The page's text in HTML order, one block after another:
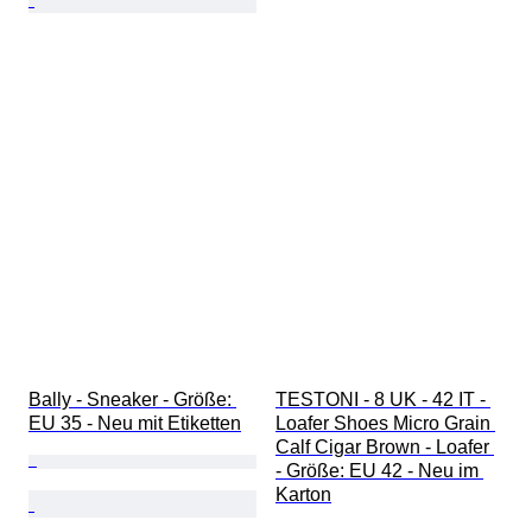
Bally - Sneaker - Größe:
EU 35 - Neu mit Etiketten
TESTONI - 8 UK - 42 IT -
Loafer Shoes Micro Grain
Calf Cigar Brown - Loafer
- Größe: EU 42 - Neu im
Karton